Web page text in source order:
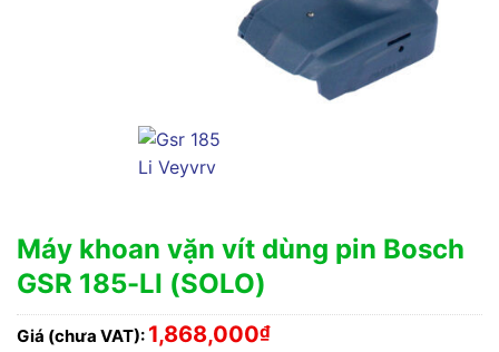
Máy khoan vặn vít dùng pin Bosch
GSR 185-LI (SOLO)
Giá (chưa VAT): 1,868,000₫